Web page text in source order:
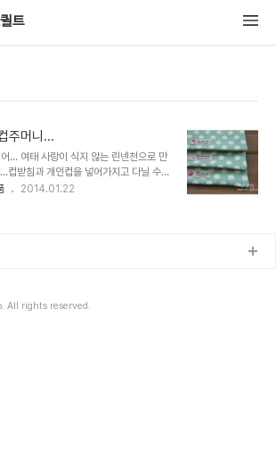
트
주머니...
... 여태 사랑이 식지 않는 린넨천으로 만
컵받침과 개인컵을 넣어가지고 다닐 수
요.. 처음 만들었던건 아주 오래전이지만,
2014.01.22
All rights reserved.